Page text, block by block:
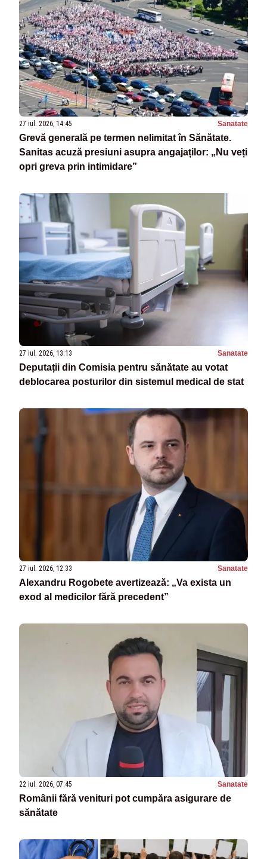
27 iul. 2026, 14:45 Sanatate
Grevă generală pe termen nelimitat în Sănătate.
Sanitas acuză presiuni asupra angajaților: „Nu veți
opri greva prin intimidare”
27 iul. 2026, 13:13 Sanatate
Deputații din Comisia pentru sănătate au votat
deblocarea posturilor din sistemul medical de stat
27 iul. 2026, 12:33 Sanatate
Alexandru Rogobete avertizează: „Va exista un
exod al medicilor fără precedent”
22 iul. 2026, 07:45 Sanatate
Românii fără venituri pot cumpăra asigurare de
sănătate